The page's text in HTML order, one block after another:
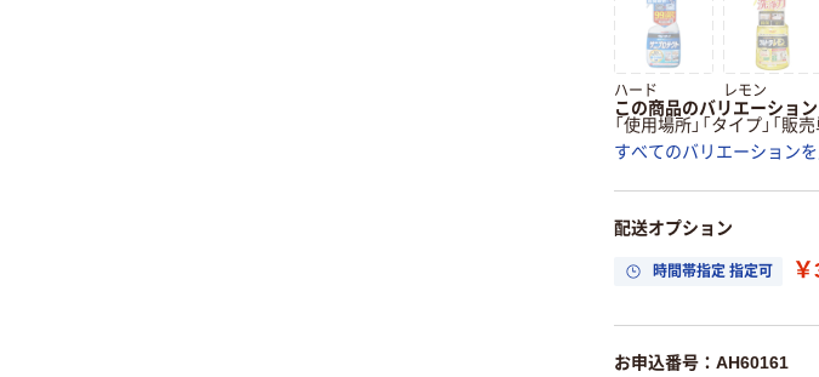
ハード レモン
この商品のバリエーション
「使用場所」「タイプ」「
すべてのバリエーション
配送オプション
時間帯指定 指定可
お申込番号：AH60161